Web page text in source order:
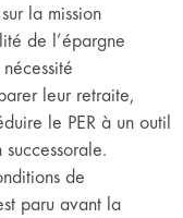
la mission
de l’épargne
leur retraite,
le PER à un outil
de
paru avant la